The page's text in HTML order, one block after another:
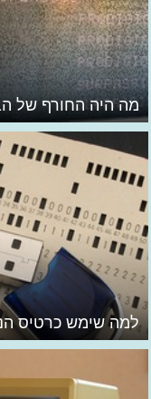
מה היה החורף של
למה שימש כרטיס